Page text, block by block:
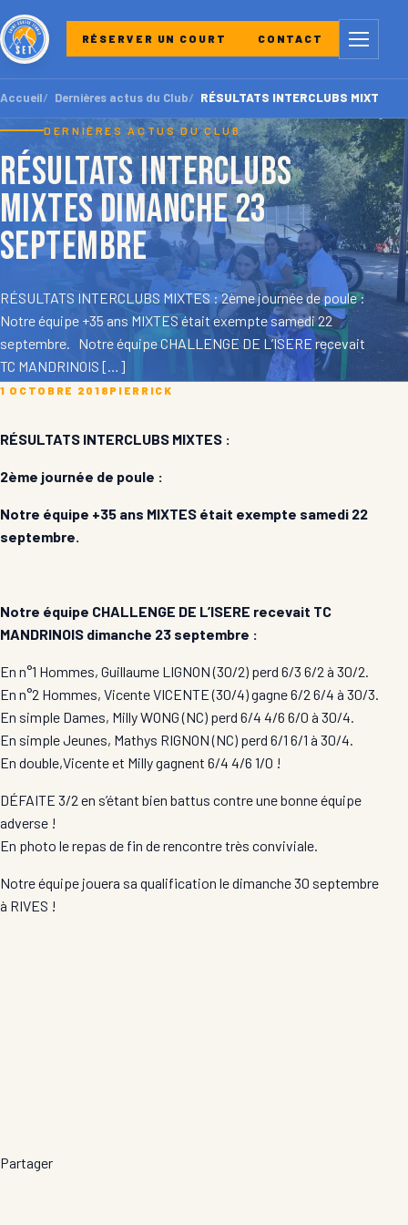
RÉSERVER UN COURT CONTACT Menu
Accueil Dernières actus du Club RÉSULTATS INTERCLUBS MIXTES
DERNIÈRES ACTUS DU CLUB
RÉSULTATS INTERCLUBS
MIXTES dimanche 23
septembre
RÉSULTATS INTERCLUBS MIXTES : 2ème journée de poule :
Notre équipe +35 ans MIXTES était exempte samedi 22
septembre. Notre équipe CHALLENGE DE L’ISERE recevait
TC MANDRINOIS […]
1 OCTOBRE 2018 PIERRICK
RÉSULTATS INTERCLUBS MIXTES :
2ème journée de poule :
Notre équipe +35 ans MIXTES était exempte samedi 22
septembre.
Notre équipe CHALLENGE DE L’ISERE recevait TC
MANDRINOIS dimanche 23 septembre :
En n°1 Hommes, Guillaume LIGNON (30/2) perd 6/3 6/2 à 30/2.
En n°2 Hommes, Vicente VICENTE (30/4) gagne 6/2 6/4 à 30/3.
En simple Dames, Milly WONG (NC) perd 6/4 4/6 6/0 à 30/4.
En simple Jeunes, Mathys RIGNON (NC) perd 6/1 6/1 à 30/4.
En double,Vicente et Milly gagnent 6/4 4/6 1/0 !
DÉFAITE 3/2 en s’étant bien battus contre une bonne équipe
adverse !
En photo le repas de fin de rencontre très conviviale.
Notre équipe jouera sa qualification le dimanche 30 septembre
à RIVES !
Partager